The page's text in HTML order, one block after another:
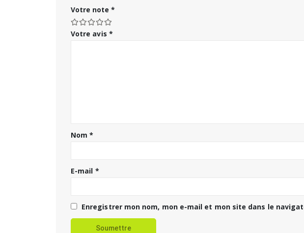
Votre note *
Votre avis *
Nom*
E-mail *
Enregistrer mon nom, mon e-mail et mon site dans le